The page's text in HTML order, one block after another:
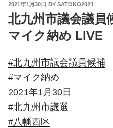
POSTED
ON
2021年1月30日 BY SATOKO2021
北九州市議会議
マイク納め LIVE
#北九州市議会議員候補
#マイク納め
2021年1月30日
#北九州市議選
#八幡西区